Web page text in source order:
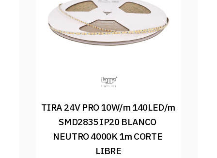
TIRA 24V PRO 10W/m 140LED/m
SMD2835 IP20 BLANCO
NEUTRO 4000K 1m CORTE
LIBRE